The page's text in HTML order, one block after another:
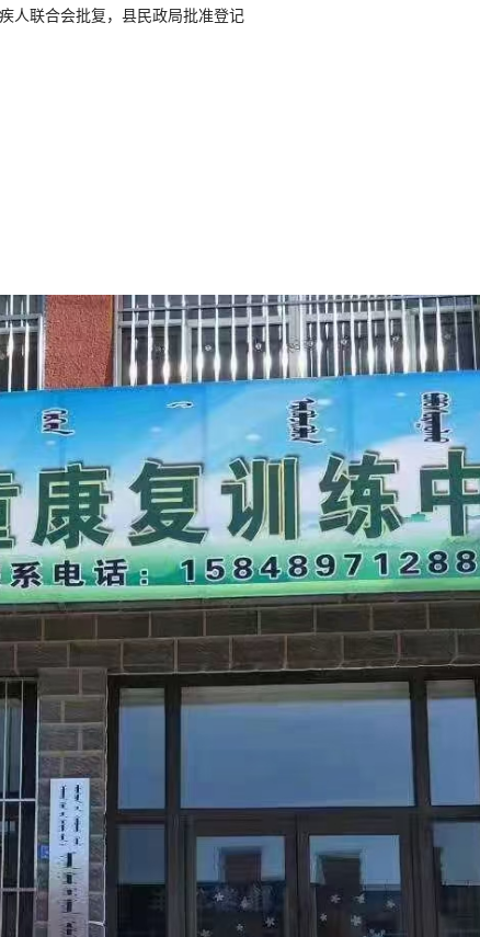
人联合会批复，县民政局批准登记